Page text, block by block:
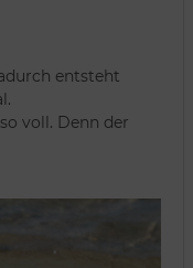
entsteht
voll. Denn der